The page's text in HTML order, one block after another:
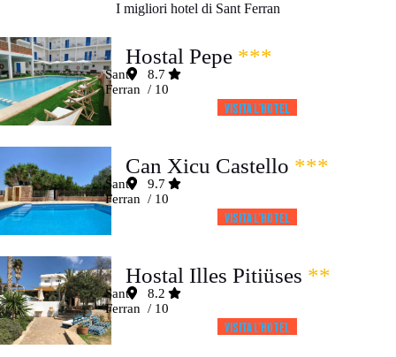
I migliori hotel di Sant Ferran
Hostal Pepe ***
Sant
Ferran
8.7
/ 10
Visita l’HOTEL
Can Xicu Castello ***
Sant
Ferran
9.7
/ 10
Visita l’HOTEL
Hostal Illes Pitiüses **
Sant
Ferran
8.2
/ 10
Visita l’HOTEL